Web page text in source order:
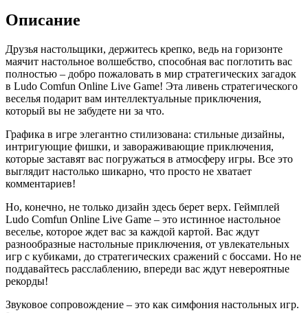
Описание
Друзья настольщики, держитесь крепко, ведь на горизонте
маячит настольное волшебство, способная вас поглотить вас
полностью – добро пожаловать в мир стратегических загадок
в Ludo Comfun Online Live Game! Эта ливень стратегического
веселья подарит вам интеллектуальные приключения,
который вы не забудете ни за что.
Графика в игре элегантно стилизована: стильные дизайны,
интригующие фишки, и завораживающие приключения,
которые заставят вас погружаться в атмосферу игры. Все это
выглядит настолько шикарно, что просто не хватает
комментариев!
Но, конечно, не только дизайн здесь берет верх. Геймплей
Ludo Comfun Online Live Game – это истинное настольное
веселье, которое ждет вас за каждой картой. Вас ждут
разнообразные настольные приключения, от увлекательных
игр с кубиками, до стратегических сражений с боссами. Но не
поддавайтесь расслаблению, впереди вас ждут невероятные
рекорды!
Звуковое сопровождение – это как симфония настольных игр.